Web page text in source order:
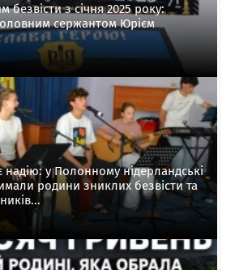
безвісти з січня 2025 року:
сержантом Юрієм
у Полонному нідерландські
родини зниклих безвісти та